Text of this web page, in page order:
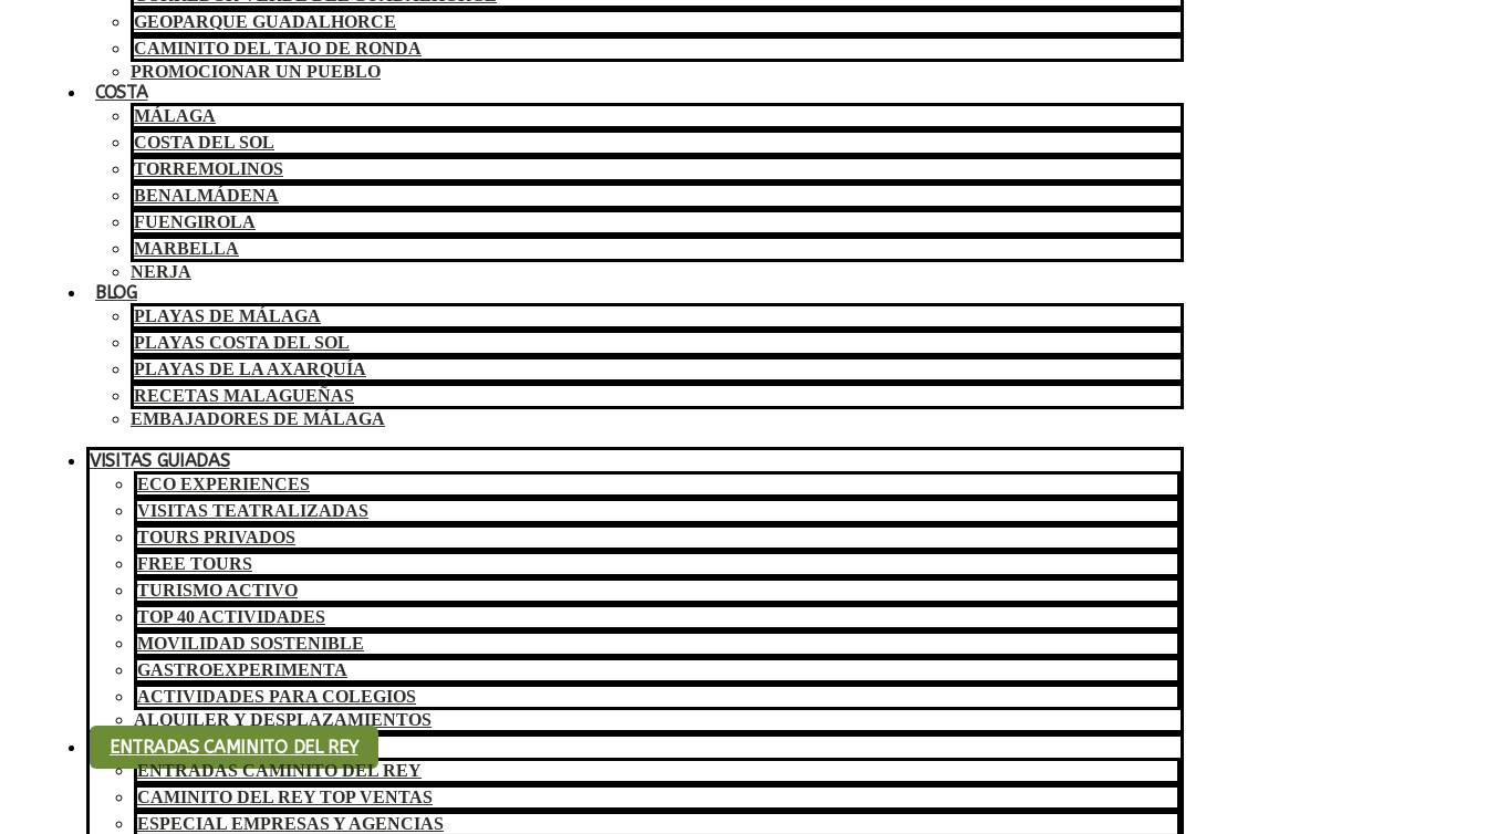
GEOPARQUE GUADALHORCE
CAMINITO DEL TAJO DE RONDA
PROMOCIONAR UN PUEBLO
COSTA
MÁLAGA
COSTA DEL SOL
TORREMOLINOS
BENALMÁDENA
FUENGIROLA
MARBELLA
NERJA
BLOG
PLAYAS DE MÁLAGA
PLAYAS COSTA DEL SOL
PLAYAS DE LA AXARQUÍA
RECETAS MALAGUEÑAS
EMBAJADORES DE MÁLAGA
VISITAS GUIADAS
ECO EXPERIENCES
VISITAS TEATRALIZADAS
TOURS PRIVADOS
FREE TOURS
TURISMO ACTIVO
TOP 40 ACTIVIDADES
MOVILIDAD SOSTENIBLE
GASTROEXPERIMENTA
ACTIVIDADES PARA COLEGIOS
ALQUILER Y DESPLAZAMIENTOS
ENTRADAS CAMINITO DEL REY
ENTRADAS CAMINITO DEL REY
CAMINITO DEL REY TOP VENTAS
ESPECIAL EMPRESAS Y AGENCIAS